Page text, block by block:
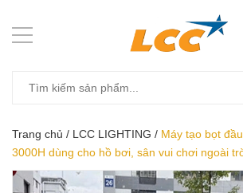
Trang chủ / LCC LIGHTING / Máy tạo bọt
3000H dùng cho hồ bơi, sân vui chơi ngoài